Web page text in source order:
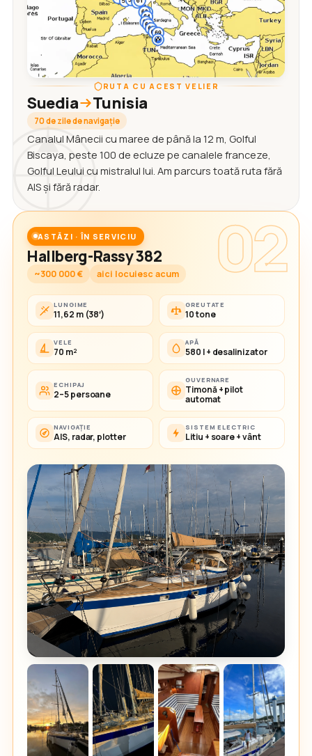
RUTA CU ACEST VELIER
Suedia Tunisia
70 de zile de navigație
Canalul Mânecii cu maree de până la 12 m, Golful
Biscaya, peste 100 de ecluze pe canalele franceze,
Golful Leului cu mistralul lui. Am parcurs toată ruta fără
AIS și fără radar.
02
ASTĂZI · ÎN SERVICIU
Hallberg-Rassy 382
~300 000 € aici locuiesc acum
LUNGIME
11,62 m (38′)
GREUTATE
10 tone
VELE
70 m²
APĂ
580 l + desalinizator
ECHIPAJ
2–5 persoane
GUVERNARE
Timonă + pilot
automat
NAVIGAȚIE
AIS, radar, plotter
SISTEM ELECTRIC
Litiu + soare + vânt